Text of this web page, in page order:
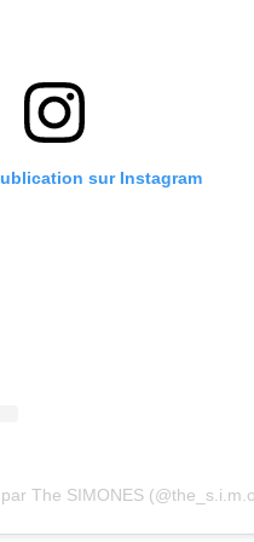
sur Instagram
The SIMONES